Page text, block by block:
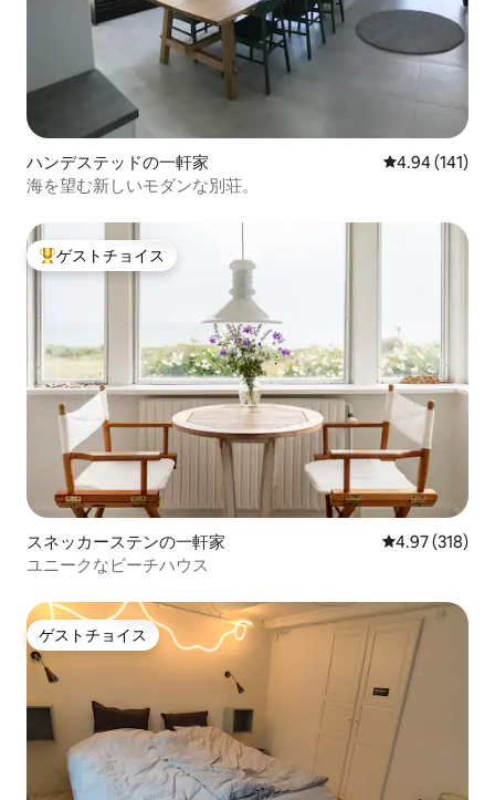
ハンデステッドの一軒家 レビュー141
4.94 (141)
海を望む新しいモダンな別荘。
大好評のゲストチョイスです。
ゲストチョイス
スネッカーステンの一軒家 レビュー318
4.97 (318)
ユニークなビーチハウス
ゲストチョイス
ゲストチョイス